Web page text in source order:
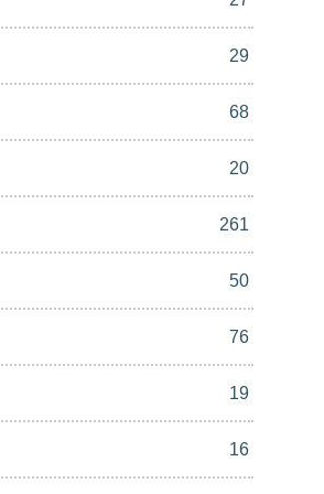
29
68
20
261
50
76
19
16